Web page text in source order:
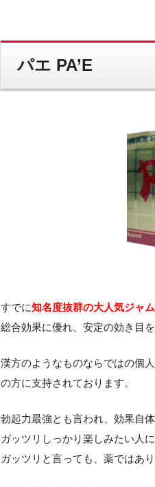
パエ PA’E
すでに知名度抜群の大人気ジャ
総合効果に優れ、安定の効き目
漢方のようなものならではの個
の方に支持されております。
勃起力最強とも言われ、効果自
ガッツリしっかり楽しみたい人
ガッツリと言っても、薬ではあり